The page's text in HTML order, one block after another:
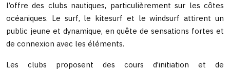
l’offre des clubs nautiques, particulièrement sur les côtes
océaniques. Le surf, le kitesurf et le windsurf attirent un
public jeune et dynamique, en quête de sensations fortes et
de connexion avec les éléments.
Les clubs proposent des cours d’initiation et de